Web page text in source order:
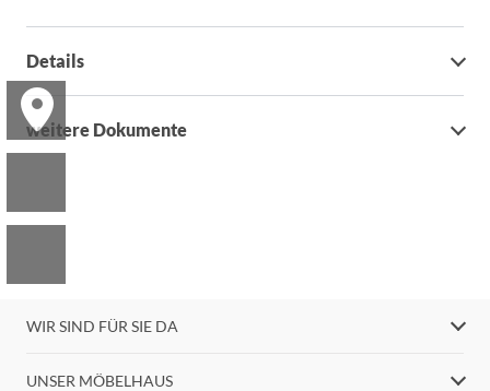
Details
weitere Dokumente
WIR SIND FÜR SIE DA
UNSER MÖBELHAUS